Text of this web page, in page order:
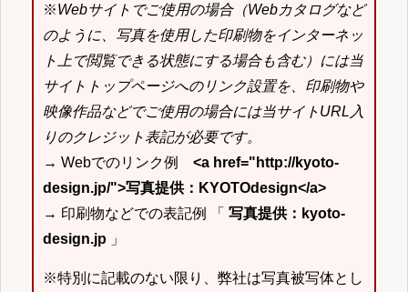
※Webサイトでご使用の場合（Webカタログなど
のように、写真を使用した印刷物をインターネッ
ト上で閲覧できる状態にする場合も含む）には当
サイトトップページへのリンク設置を、印刷物や
映像作品などでご使用の場合には当サイトURL入
りのクレジット表記が必要です。
→ Webでのリンク例 <a href="http://kyoto-
design.jp/">写真提供：KYOTOdesign</a>
→ 印刷物などでの表記例 「 写真提供：kyoto-
design.jp 」
※特別に記載のない限り、弊社は写真被写体とし